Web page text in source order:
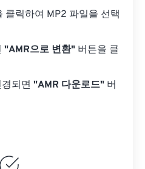
클릭하여 MP2 파일을 선택
"AMR으로 변환" 버튼을 클
되면 "AMR 다운로드" 버